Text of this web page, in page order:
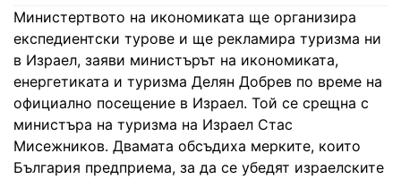
Министертвото на икономиката ще организира
експедиентски турове и ще рекламира туризма ни
в Израел, заяви министърът на икономиката,
енергетиката и туризма Делян Добрев по време на
официално посещение в Израел. Той се срещна с
министъра на туризма на Израел Стас
Мисежников. Двамата обсъдиха мерките, които
България предприема, за да се убедят израелските